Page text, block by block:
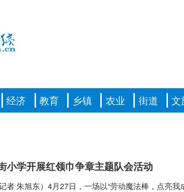
经济 教育 乡镇 农业 街道 文
小学开展红领巾争章主题队会活动
者 朱旭东）4月27日，一场以“劳动魔法棒，点亮